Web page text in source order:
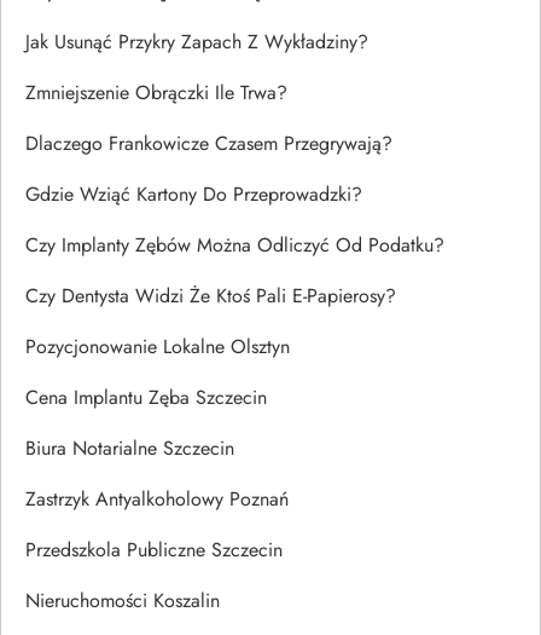
Jak Usunąć Przykry Zapach Z Wykładziny?
Zmniejszenie Obrączki Ile Trwa?
Dlaczego Frankowicze Czasem Przegrywają?
Gdzie Wziąć Kartony Do Przeprowadzki?
Czy Implanty Zębów Można Odliczyć Od Podatku?
Czy Dentysta Widzi Że Ktoś Pali E-Papierosy?
Pozycjonowanie Lokalne Olsztyn
Cena Implantu Zęba Szczecin
Biura Notarialne Szczecin
Zastrzyk Antyalkoholowy Poznań
Przedszkola Publiczne Szczecin
Nieruchomości Koszalin